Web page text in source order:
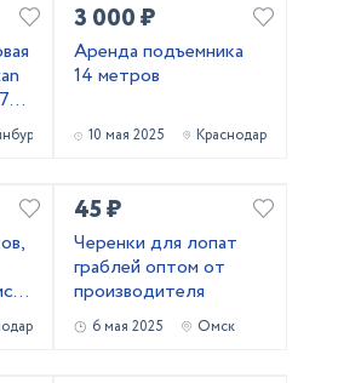
3 000 ₽
Аренда подъемника
14 метров
10 мая 2025 Краснодар
45 ₽
Черенки для лопат
граблей оптом от
производителя
6 мая 2025 Омск